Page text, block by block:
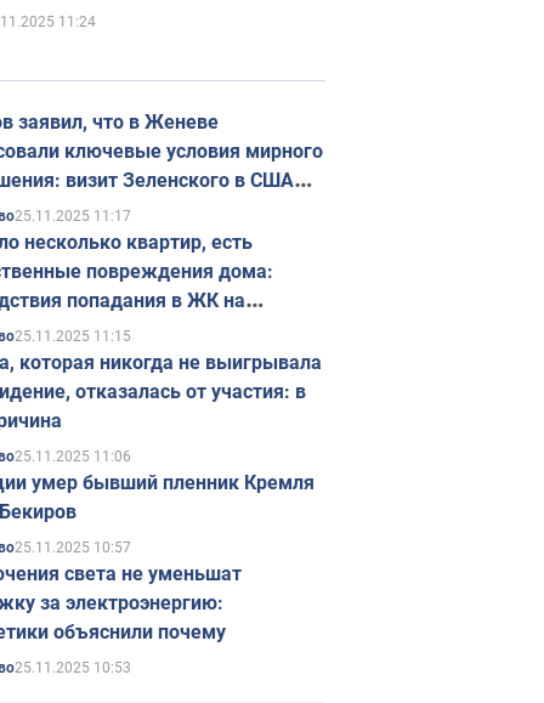
11:24
заявил, что в Женеве
ключевые условия мирного
визит Зеленского в США
в ноябре
25.11.2025 11:17
несколько квартир, есть
повреждения дома:
попадания в ЖК на
в Киеве. Фото
25.11.2025 11:15
которая никогда не выигрывала
отказалась от участия: в
25.11.2025 11:06
умер бывший пленник Кремля
25.11.2025 10:57
света не уменьшат
за электроэнергию:
объяснили почему
25.11.2025 10:53